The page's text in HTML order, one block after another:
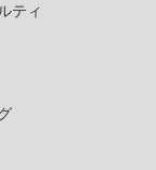
ティ